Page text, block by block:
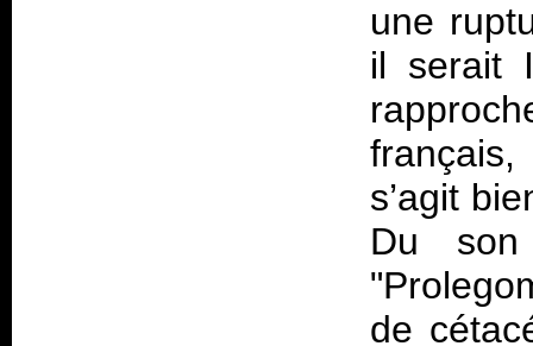
une
il serait
s’agit
Du
de